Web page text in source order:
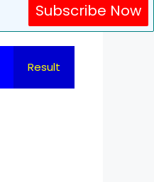
Subscribe Now
Result